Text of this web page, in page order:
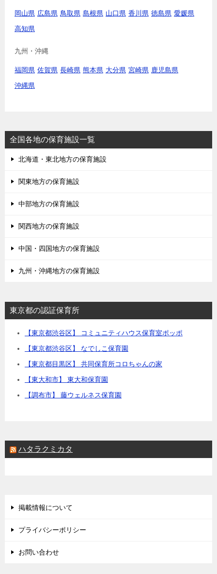
岡山県 広島県 鳥取県 島根県 山口県 香川県 徳島県 愛媛県
高知県
九州・沖縄
福岡県 佐賀県 長崎県 熊本県 大分県 宮崎県 鹿児島県
沖縄県
全国各地の保育施設一覧
北海道・東北地方の保育施設
関東地方の保育施設
中部地方の保育施設
関西地方の保育施設
中国・四国地方の保育施設
九州・沖縄地方の保育施設
東京都の認証保育所
【東京都渋谷区】 コミュニティハウス保育室ポッポ
【東京都渋谷区】 なでしこ保育園
【東京都目黒区】 共同保育所コロちゃんの家
【東大和市】 東大和保育園
【調布市】 藤ウェルネス保育園
ハタラクミカタ
掲載情報について
プライバシーポリシー
お問い合わせ